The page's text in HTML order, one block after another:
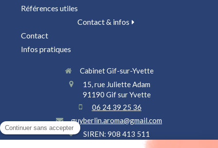
Références utiles
Contact & infos
Contact
Infos pratiques
Cabinet Gif-sur-Yvette
15, rue Juliette Adam
91190 Gif sur Yvette
06 24 39 25 36
guyberlin.aroma@gmail.com
SIREN: 908 413 511